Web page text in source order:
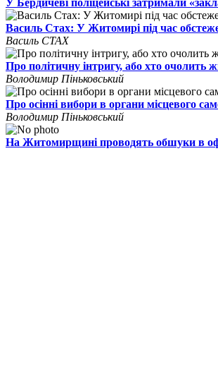
У Бердичеві поліцейські затримали
Василь Стах: У Житомирі під час
Василь СТАХ
Про політичну інтригу, або хто
Володимир Піньковський
Про осінні вибори в органи місцевого
Володимир Піньковський
На Житомирщині проводять обшуки в